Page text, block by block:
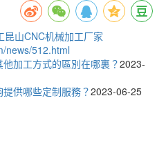
昆山CNC机械加工厂家
news/512.html
加工方式的區別在哪裏？2023-
供哪些定制服務？2023-06-25